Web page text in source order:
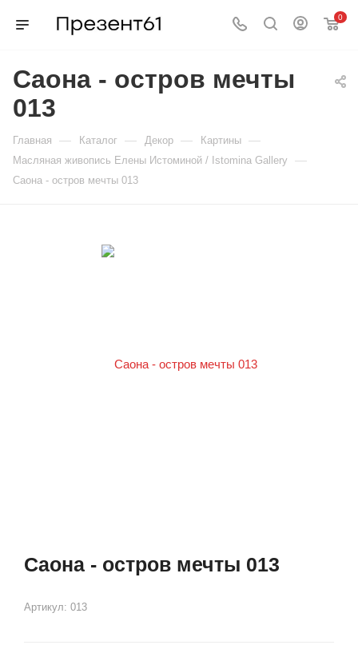
0
Саона - остров мечты
013
Главная — Каталог — Декор — Картины —
Масляная живопись Елены Истоминой / Istomina Gallery —
Саона - остров мечты 013
Саона - остров мечты 013
Артикул: 013